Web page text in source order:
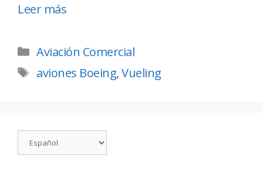
Leer más
Aviación Comercial
aviones Boeing,Vueling